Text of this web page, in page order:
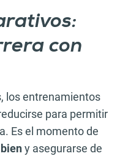
con
los entrenamientos
para permitir
Es el momento de
y asegurarse de